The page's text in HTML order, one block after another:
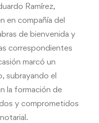
Ramírez,
en compañía del
de bienvenida y
correspondientes
marcó un
subrayando el
la formación de
y comprometidos